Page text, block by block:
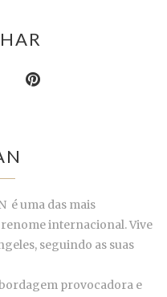
é uma das mais
internacional. Vive
seguindo as suas
provocadora e